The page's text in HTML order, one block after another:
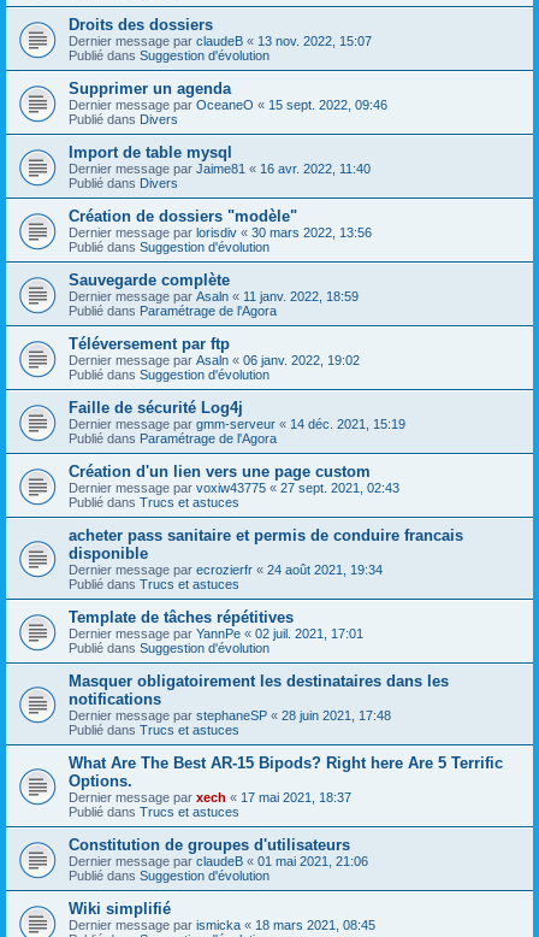
Droits des dossiers
Dernier message par claudeB « 13 nov. 2022, 15:07
Publié dans Suggestion d'évolution
Supprimer un agenda
Dernier message par OceaneO « 15 sept. 2022, 09:46
Publié dans Divers
Import de table mysql
Dernier message par Jaime81 « 16 avr. 2022, 11:40
Publié dans Divers
Création de dossiers "modèle"
Dernier message par lorisdiv « 30 mars 2022, 13:56
Publié dans Suggestion d'évolution
Sauvegarde complète
Dernier message par Asaln « 11 janv. 2022, 18:59
Publié dans Paramétrage de l'Agora
Téléversement par ftp
Dernier message par Asaln « 06 janv. 2022, 19:02
Publié dans Suggestion d'évolution
Faille de sécurité Log4j
Dernier message par gmm-serveur « 14 déc. 2021, 15:19
Publié dans Paramétrage de l'Agora
Création d'un lien vers une page custom
Dernier message par voxiw43775 « 27 sept. 2021, 02:43
Publié dans Trucs et astuces
acheter pass sanitaire et permis de conduire francais
disponible
Dernier message par ecrozierfr « 24 août 2021, 19:34
Publié dans Trucs et astuces
Template de tâches répétitives
Dernier message par YannPe « 02 juil. 2021, 17:01
Publié dans Suggestion d'évolution
Masquer obligatoirement les destinataires dans les
notifications
Dernier message par stephaneSP « 28 juin 2021, 17:48
Publié dans Trucs et astuces
What Are The Best AR-15 Bipods? Right here Are 5 Terrific
Options.
Dernier message par xech « 17 mai 2021, 18:37
Publié dans Trucs et astuces
Constitution de groupes d'utilisateurs
Dernier message par claudeB « 01 mai 2021, 21:06
Publié dans Suggestion d'évolution
Wiki simplifié
Dernier message par ismicka « 18 mars 2021, 08:45